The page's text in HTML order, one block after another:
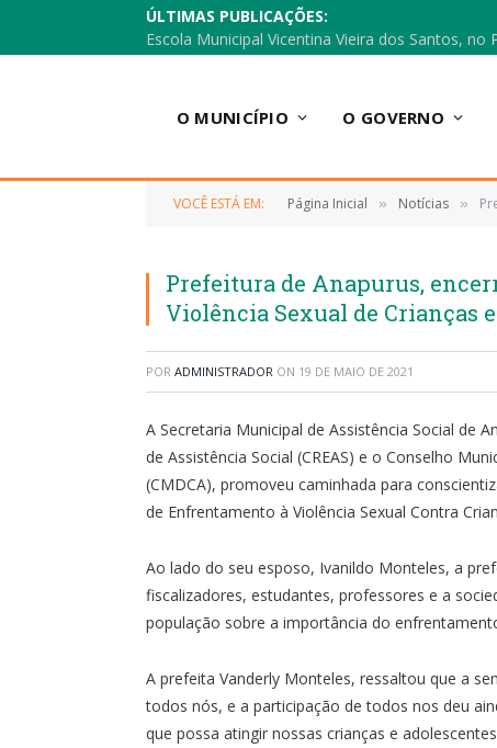
ÚLTIMAS PUBLICAÇÕES:
O MUNICÍPIO O GOVERNO
VOCÊ ESTÁ EM: Página Inicial » Notícias »
Prefeitura de Anapurus,
Violência Sexual de Crianças
POR ADMINISTRADOR ON 19 DE MAIO DE 2021
A Secretaria Municipal de Assistência Social de
de Assistência Social (CREAS) e o Conselho
(CMDCA), promoveu caminhada para
de Enfrentamento à Violência Sexual Contra
Ao lado do seu esposo, Ivanildo Monteles, a
fiscalizadores, estudantes, professores e a
população sobre a importância do
A prefeita Vanderly Monteles, ressaltou que a
todos nós, e a participação de todos nos deu
que possa atingir nossas crianças e